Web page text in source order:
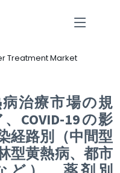
Treatment Market
治療市場の規
COVID-19の影
経路別（中間型
型黄熱病、都市